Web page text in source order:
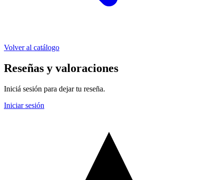
Volver al catálogo
Reseñas y valoraciones
Iniciá sesión para dejar tu reseña.
Iniciar sesión